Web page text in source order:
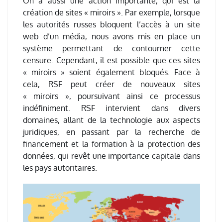
création de sites « miroirs ». Par exemple, lorsque
les autorités russes bloquent l’accès à un site
web d’un média, nous avons mis en place un
système permettant de contourner cette
censure. Cependant, il est possible que ces sites
« miroirs » soient également bloqués. Face à
cela, RSF peut créer de nouveaux sites
« miroirs », poursuivant ainsi ce processus
indéfiniment. RSF intervient dans divers
domaines, allant de la technologie aux aspects
juridiques, en passant par la recherche de
financement et la formation à la protection des
données, qui revêt une importance capitale dans
les pays autoritaires.